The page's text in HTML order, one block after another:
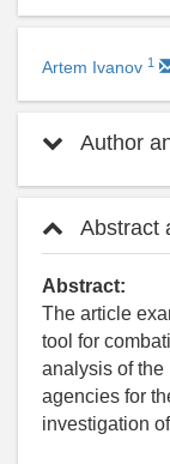
Artem Ivanov 1
Author
Abstract
Abstract:
The article
tool for
analysis of the
agencies for
investigation